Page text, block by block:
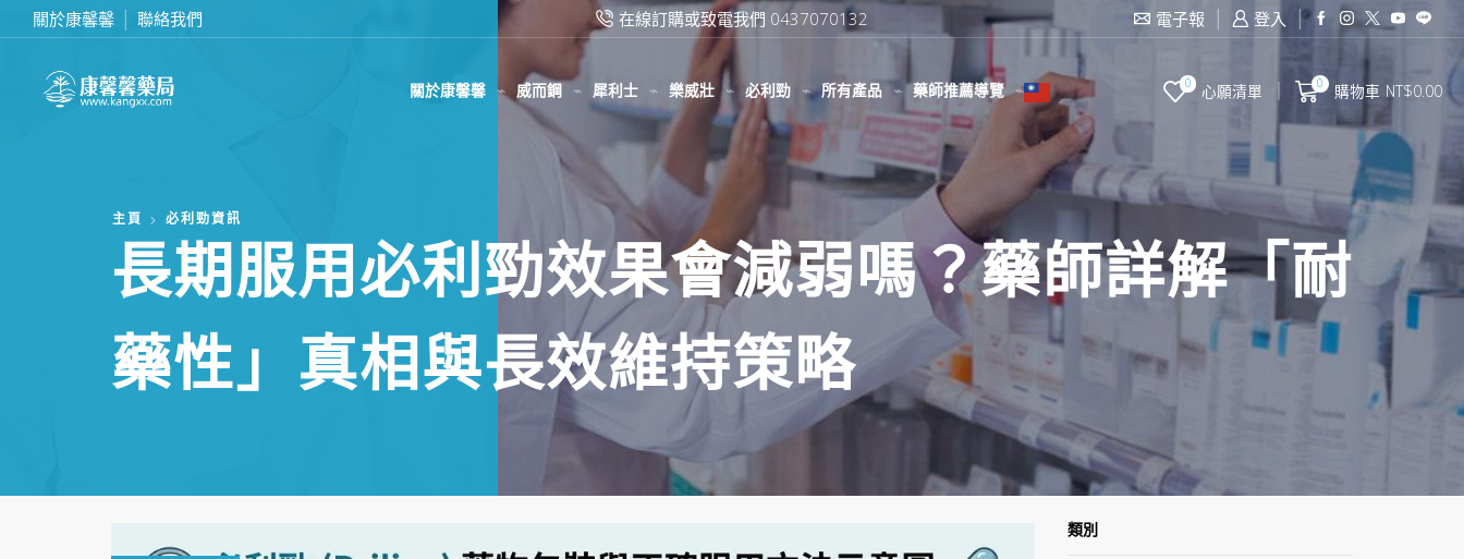
關於康馨馨 聯絡我們在線訂購或致電我們 0437070132 滿2000台幣免運費 電子報 登入
關於康馨馨 威而鋼 犀利士 樂威壯 必利勁 所有產品 藥師推薦導覽 0 心願清單 0 購物車 NT$0.00
主頁 必利勁資訊
長期服用必利勁效果會減弱嗎？藥師詳解「耐
藥性」真相與長效維持策略
類別